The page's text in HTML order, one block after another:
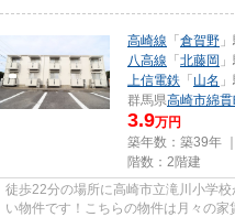
高崎線 「 倉賀野
八高線 「 北藤岡
上信電鉄 「 山名
群馬県高崎市綿
3.9万円
築年数：築39年
階数：2階建
徒歩22分の場所に高崎市立滝川小学
い物件です！こちらの物件は月々の